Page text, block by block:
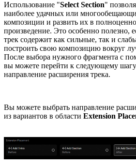
Использование "Select Section"
наиболее удачных или
композиции и развить их в
произведение. Это особенно полезно,
трек содержит как сильные, так и
построить свою композицию вокруг
После выбора нужного фрагмента с
вы можете перейти к следующему шагу
направление расширения трека.
Вы можете выбрать направление
из вариантов в области Extension